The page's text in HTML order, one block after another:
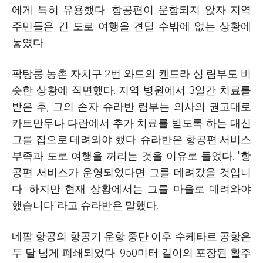
에게 특히 유용했다. 항공편이 운항되지 않자 지역
주민들은 긴 도로 여행을 견딜 수밖에 없는 상황에
놓였다.
팍탕룽 농촌 자치구 2번 와드의 켄드라 싱 림부도 비
슷한 상황에 직면했다. 지역 병원에서 3일간 치료를
받은 후, 그의 손자 슈라반 림부는 의사의 권고대로
카트만두나 다란에서 추가 치료를 받도록 하는 대신
그를 집으로 데려와야 했다. 슈라반은 항공편 서비스
부족과 도로 여행을 꺼리는 것을 이유로 들었다. "항
공편 서비스가 운영되었다면 그를 데려갔을 것입니
다. 하지만 현재 상황에서는 그를 마을로 데려와야
했습니다"라고 슈라반은 말했다.
네팔 항공의 항공기 운항 중단 이후 수케타르 공항은
두 달 넘게 폐쇄되었다. 950미터 길이의 포장된 활주